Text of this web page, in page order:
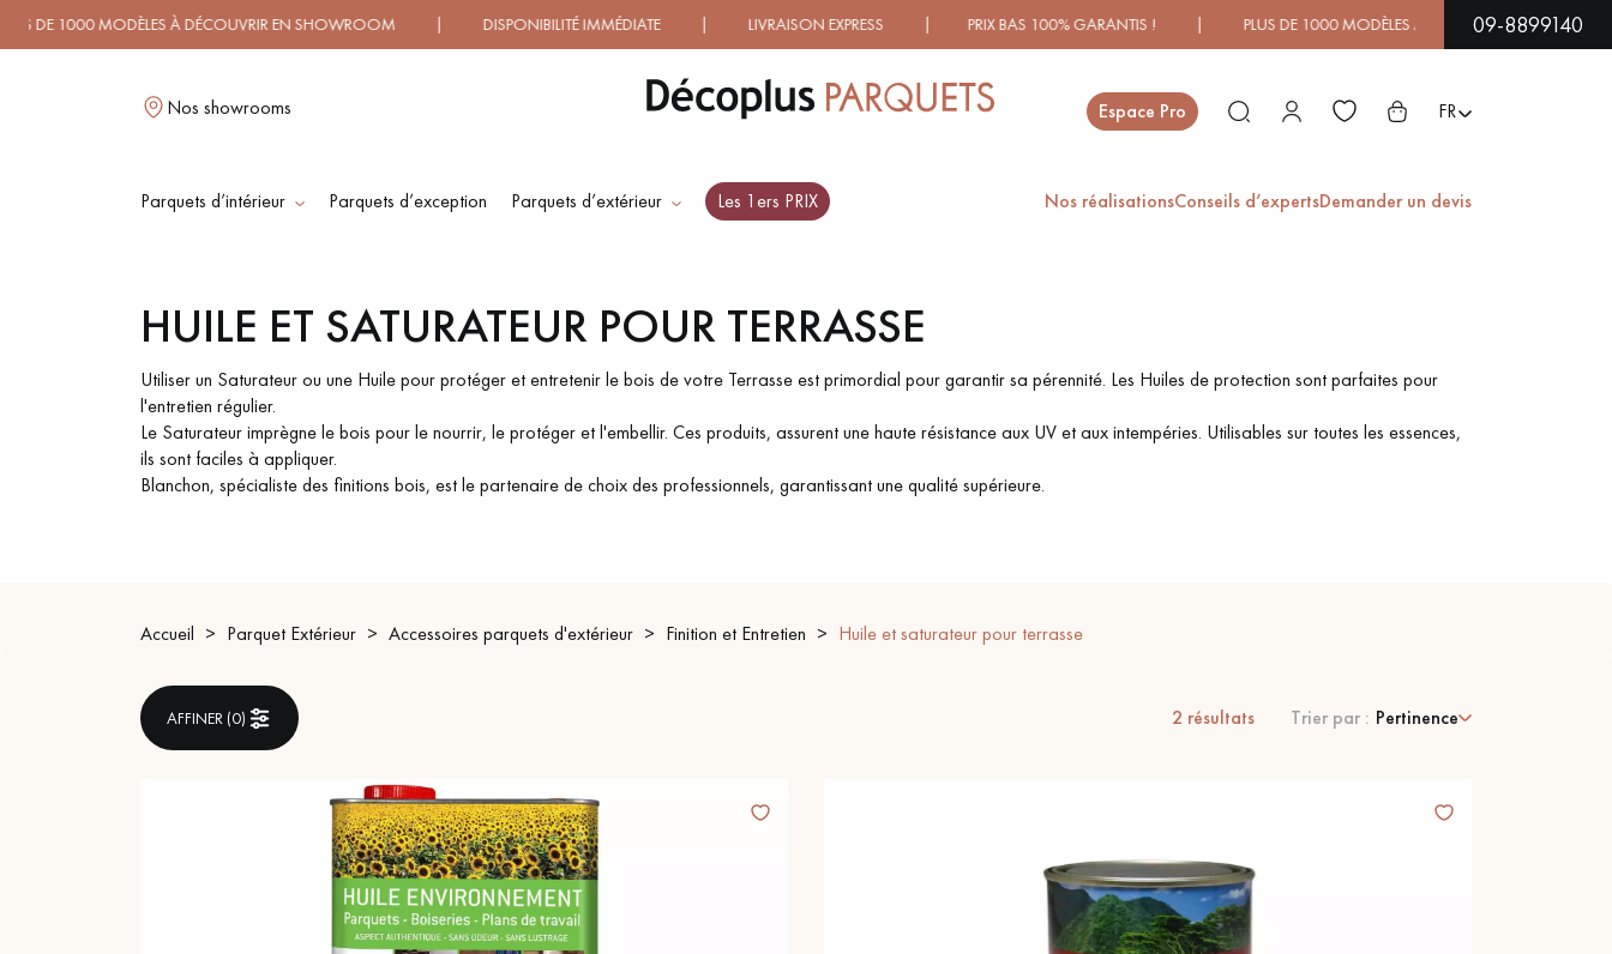
MODÈLES À DÉCOUVRIR EN SHOWROOM | DISPONIBILITÉ IMMÉDIATE | LIVRAISON EXPRESS | PRIX BAS 100% GARANTIS ! | PLUS DE 1000 MODÈLES À DÉCOUVRIR EN09-8899140
Nos showrooms Espace Pro FR
Parquets d’intérieur Parquets d’exception Parquets d’extérieur Les 1ers PRIX Nos réalisationsConseils d’expertsDemander un devis
CONTRECOLLÉ -
FLOTTANT
VERITABLES
TRADITIONNELS
EXOTIQUE
PARQUET HUILÉ
PARQUET EN BOIS
BRUT
PARQUET VIEILLI
PARQUET EN CHÊNE
FUMÉ
HUILE ET SATURATEUR POUR TERRASSE
Utiliser un Saturateur ou une Huile pour protéger et entretenir le bois de votre Terrasse est primordial pour garantir sa pérennité. Les Huiles de protection sont parfaites pour
l'entretien régulier.
Le Saturateur imprègne le bois pour le nourrir, le protéger et l'embellir. Ces produits, assurent une haute résistance aux UV et aux intempéries. Utilisables sur toutes les essences,
ils sont faciles à appliquer.
Blanchon, spécialiste des finitions bois, est le partenaire de choix des professionnels, garantissant une qualité supérieure.
Accueil Parquet Extérieur Accessoires parquets d'extérieur Finition et Entretien Huile et saturateur pour terrasse
AFFINER (0) 2 résultats Trier par : Pertinence